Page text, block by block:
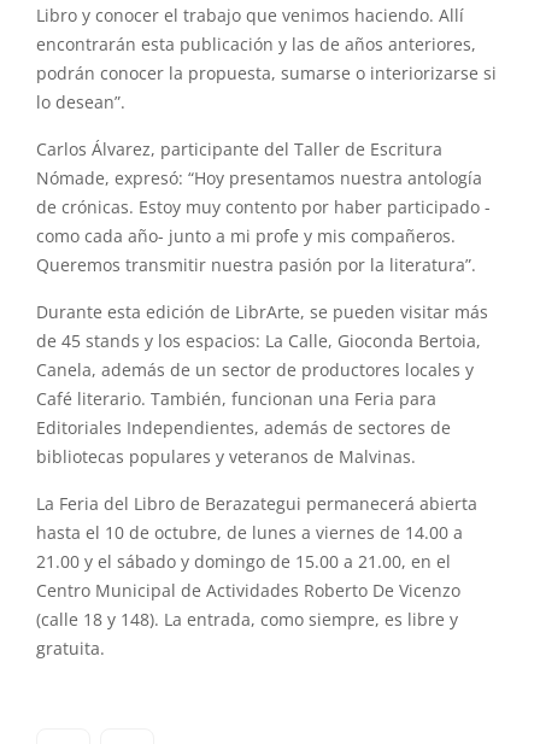
Libro y conocer el trabajo que venimos haciendo. Allí
encontrarán esta publicación y las de años anteriores,
podrán conocer la propuesta, sumarse o interiorizarse si
lo desean”.
Carlos Álvarez, participante del Taller de Escritura
Nómade, expresó: “Hoy presentamos nuestra antología
de crónicas. Estoy muy contento por haber participado -
como cada año- junto a mi profe y mis compañeros.
Queremos transmitir nuestra pasión por la literatura”.
Durante esta edición de LibrArte, se pueden visitar más
de 45 stands y los espacios: La Calle, Gioconda Bertoia,
Canela, además de un sector de productores locales y
Café literario. También, funcionan una Feria para
Editoriales Independientes, además de sectores de
bibliotecas populares y veteranos de Malvinas.
La Feria del Libro de Berazategui permanecerá abierta
hasta el 10 de octubre, de lunes a viernes de 14.00 a
21.00 y el sábado y domingo de 15.00 a 21.00, en el
Centro Municipal de Actividades Roberto De Vicenzo
(calle 18 y 148). La entrada, como siempre, es libre y
gratuita.